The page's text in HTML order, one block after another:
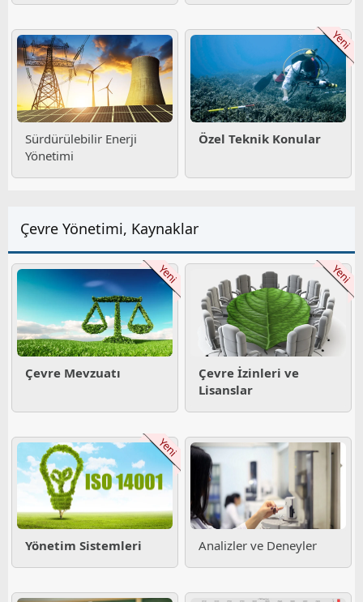
Sürdürülebilir Enerji
Yönetimi
Yeni
Özel Teknik Konular
Çevre Yönetimi, Kaynaklar
Yeni
Çevre Mevzuatı
Yeni
Çevre İzinleri ve
Lisanslar
Yeni
Yönetim Sistemleri Analizler ve Deneyler